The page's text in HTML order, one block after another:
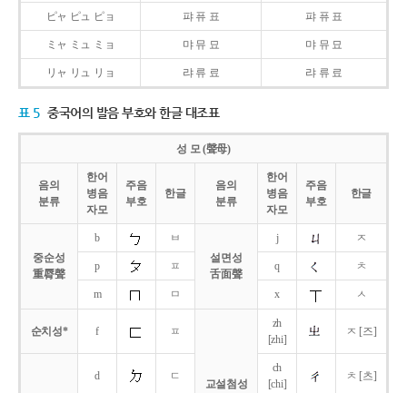
ピャ ピュ ピョ 퍄 퓨 표 퍄 퓨 표
ミャ ミュ ミョ 먀 뮤 묘 먀 뮤 묘
リャ リュ リョ 랴 류 료 랴 류 료
표 5 중국어의 발음 부호와 한글 대조표
성 모 (聲母)
음의
분류
한어
병음
자모
주음
부호
한글
음의
분류
한어
병음
자모
주음
부호
한글
중순성
重脣聲
b
ㅂ
설면성
舌面聲
j ㅈ
p ㅍ q ㅊ
m ㅁ x ㅅ
순치성* f ㅍ
교설첨성
zh
[zhi]
ㅈ [즈]
d ㄷ
ch
[chi]
ㅊ [츠]